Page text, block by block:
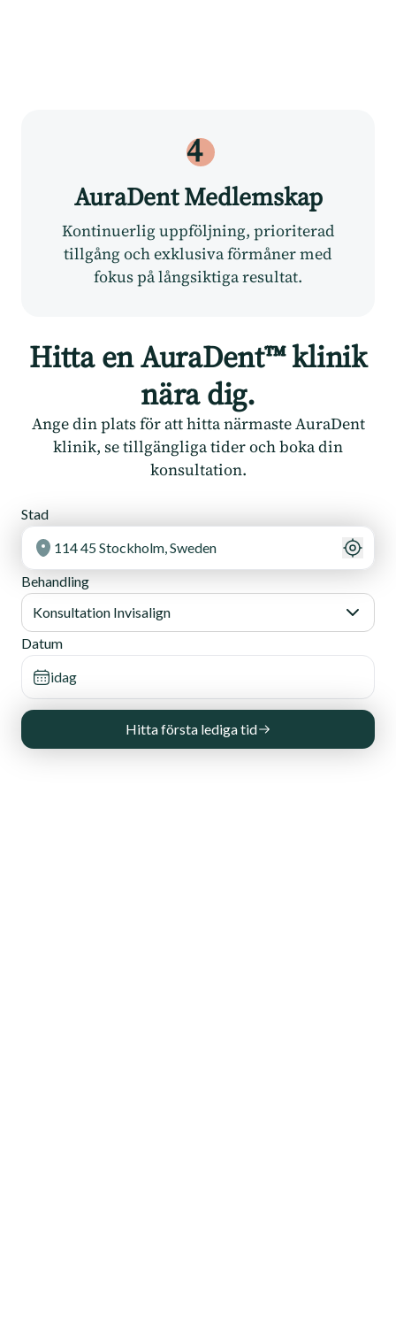
4
AuraDent Medlemskap
Kontinuerlig uppföljning, prioriterad
tillgång och exklusiva förmåner med
fokus på långsiktiga resultat.
Hitta en AuraDent™ klinik
nära dig.
Ange din plats för att hitta närmaste AuraDent
klinik, se tillgängliga tider och boka din
konsultation.
Stad
Behandling
Konsultation Invisalign
Datum
Hitta första lediga tid